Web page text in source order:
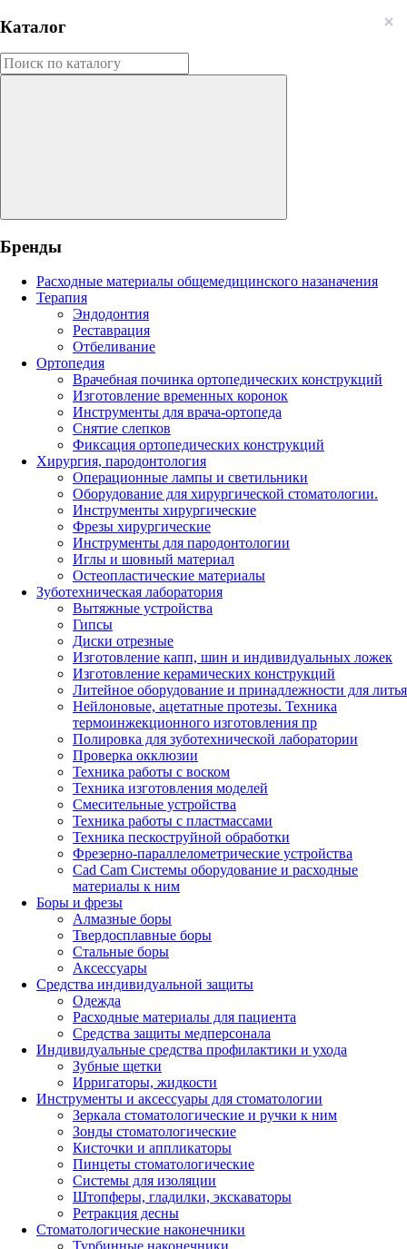
Каталог
Бренды
Расходные материалы общемедицинского назаначения
Терапия
Эндодонтия
Реставрация
Отбеливание
Ортопедия
Врачебная починка ортопедических конструкций
Изготовление временных коронок
Инструменты для врача-ортопеда
Снятие слепков
Фиксация ортопедических конструкций
Хирургия, пародонтология
Операционные лампы и светильники
Оборудование для хирургической стоматологии.
Инструменты хирургические
Фрезы хирургические
Инструменты для пародонтологии
Иглы и шовный материал
Остеопластические материалы
Зуботехническая лаборатория
Вытяжные устройства
Гипсы
Диски отрезные
Изготовление капп, шин и индивидуальных ложек
Изготовление керамических конструкций
Литейное оборудование и принадлежности для литья
Нейлоновые, ацетатные протезы. Техника
термоинжекционного изготовления пр
Полировка для зуботехнической лаборатории
Проверка окклюзии
Техника работы с воском
Техника изготовления моделей
Смесительные устройства
Техника работы с пластмассами
Техника пескоструйной обработки
Фрезерно-параллелометрические устройства
Cad Cam Системы оборудование и расходные
материалы к ним
Боры и фрезы
Алмазные боры
Твердосплавные боры
Стальные боры
Аксессуары
Средства индивидуальной защиты
Одежда
Расходные материалы для пациента
Средства защиты медперсонала
Индивидуальные средства профилактики и ухода
Зубные щетки
Ирригаторы, жидкости
Инструменты и аксессуары для стоматологии
Зеркала стоматологические и ручки к ним
Зонды стоматологические
Кисточки и аппликаторы
Пинцеты стоматологические
Системы для изоляции
Штопферы, гладилки, экскаваторы
Ретракция десны
Стоматологические наконечники
Турбинные наконечники